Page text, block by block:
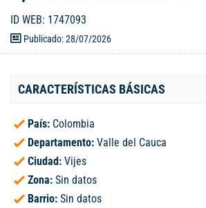
ID WEB: 1747093
Publicado: 28/07/2026
CARACTERÍSTICAS BÁSICAS
País: Colombia
Departamento: Valle del Cauca
Ciudad: Vijes
Zona: Sin datos
Barrio: Sin datos